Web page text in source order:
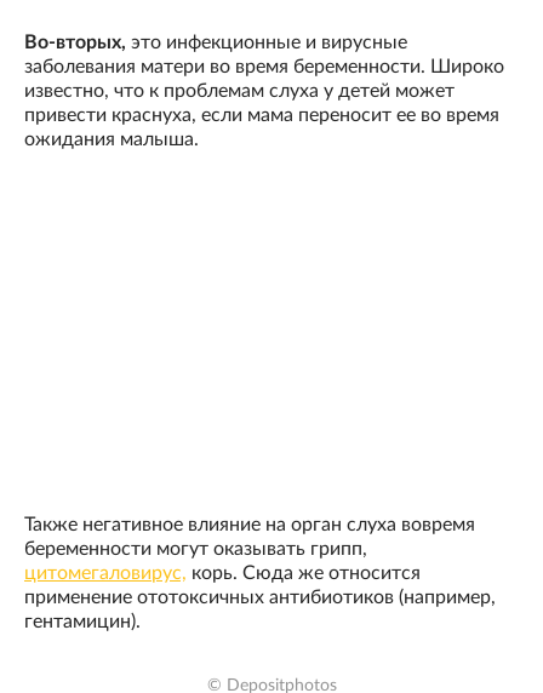
Во-вторых, это инфекционные и вирусные
заболевания матери во время беременности. Широко
известно, что к проблемам слуха у детей может
привести краснуха, если мама переносит ее во время
ожидания малыша.
Также негативное влияние на орган слуха вовремя
беременности могут оказывать грипп,
цитомегаловирус, корь. Сюда же относится
применение ототоксичных антибиотиков (например,
гентамицин).
© Depositphotos